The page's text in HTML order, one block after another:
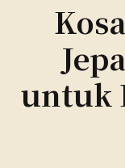
untuk